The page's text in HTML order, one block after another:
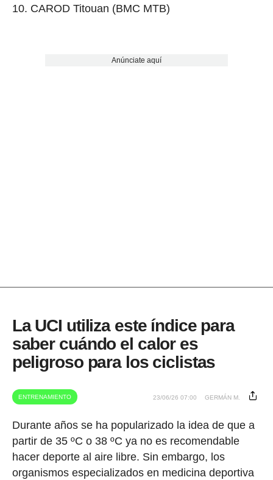
CAROD Titouan (BMC MTB)
Anúnciate aquí
La UCI utiliza este índice para
saber cuándo el calor es
peligroso para los ciclistas
ENTRENAMIENTO 23/06/26 07:00 GERMÁN M.
Durante años se ha popularizado la idea de que a
partir de 35 ºC o 38 ºC ya no es recomendable
hacer deporte al aire libre. Sin embargo, los
organismos especializados en medicina deportiva